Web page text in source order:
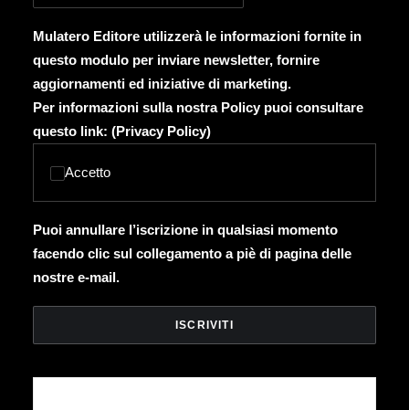
Mulatero Editore utilizzerà le informazioni fornite in
questo modulo per inviare newsletter, fornire
aggiornamenti ed iniziative di marketing.
Per informazioni sulla nostra Policy puoi consultare
questo link: (Privacy Policy)
Accetto
Puoi annullare l’iscrizione in qualsiasi momento
facendo clic sul collegamento a piè di pagina delle
nostre e-mail.